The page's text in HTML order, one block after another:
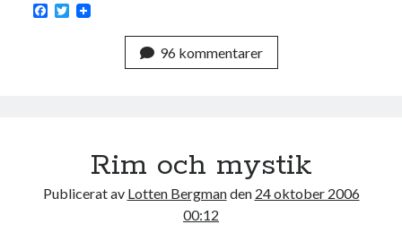
F
T
96 kommentarer
Rim och mystik
Publicerat av Lotten Bergmanden 24 oktober 2006
00:12